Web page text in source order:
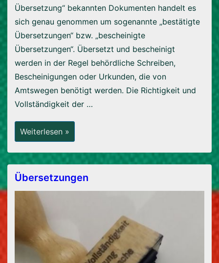
Übersetzung“ bekannten Dokumenten handelt es
sich genau genommen um sogenannte „bestätigte
Übersetzungen“ bzw. „bescheinigte
Übersetzungen“. Übersetzt und bescheinigt
werden in der Regel behördliche Schreiben,
Bescheinigungen oder Urkunden, die von
Amtswegen benötigt werden. Die Richtigkeit und
Vollständigkeit der …
Was
Ist
Eigentlich
Eine
„beglaubigte“
Übersetzung?
Weiterlesen »
Übersetzungen